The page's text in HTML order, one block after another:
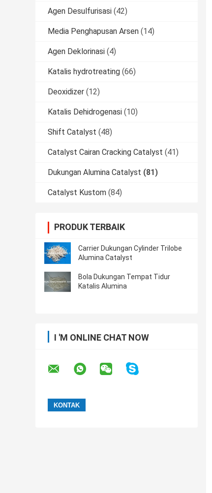
Agen Desulfurisasi (42)
Media Penghapusan Arsen (14)
Agen Deklorinasi (4)
Katalis hydrotreating (66)
Deoxidizer (12)
Katalis Dehidrogenasi (10)
Shift Catalyst (48)
Catalyst Cairan Cracking Catalyst (41)
Dukungan Alumina Catalyst (81)
Catalyst Kustom (84)
PRODUK TERBAIK
Carrier Dukungan Cylinder Trilobe
Alumina Catalyst
Bola Dukungan Tempat Tidur
Katalis Alumina
I 'M ONLINE CHAT NOW